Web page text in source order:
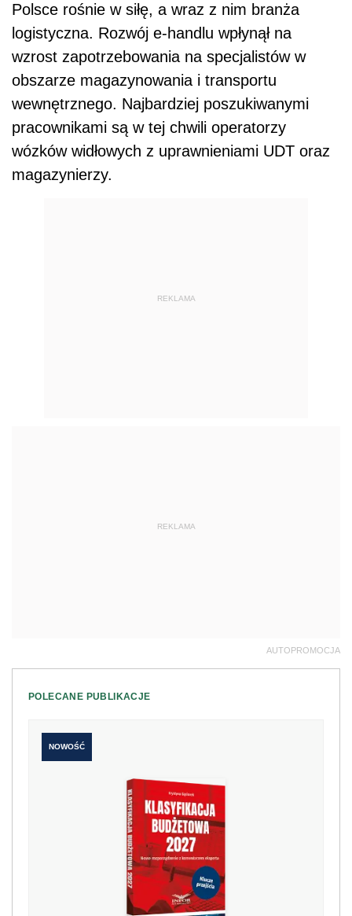
Polsce rośnie w siłę, a wraz z nim branża
logistyczna. Rozwój e-handlu wpłynął na
wzrost zapotrzebowania na specjalistów w
obszarze magazynowania i transportu
wewnętrznego. Najbardziej poszukiwanymi
pracownikami są w tej chwili operatorzy
wózków widłowych z uprawnieniami UDT oraz
magazynierzy.
REKLAMA
REKLAMA
AUTOPROMOCJA
POLECANE PUBLIKACJE
NOWOŚĆ